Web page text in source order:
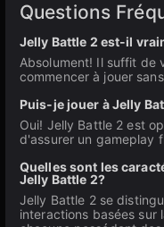
Questions
Jelly Battle 2 est-il
Absolument! Il suffit de
commencer à jouer
Puis-je jouer à Jelly
Oui! Jelly Battle 2 est
d'assurer un gameplay
Quelles sont les
Jelly Battle 2?
Jelly Battle 2 se
interactions basées sur